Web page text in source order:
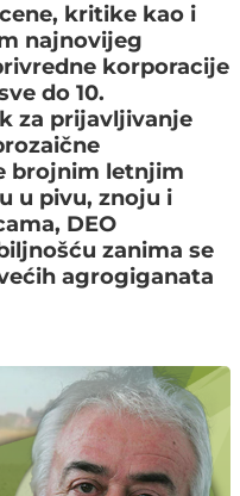
kritike kao i
najnovijeg
korporacije
do 10.
za prijavljivanje
brojnim letnjim
u pivu, znoju i
DEO
zanima se
agrogiganata